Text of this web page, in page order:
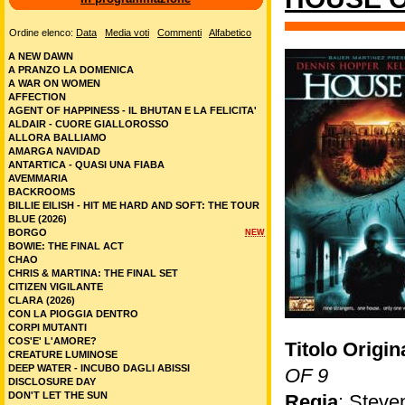
Titolo
OF 9
Ordine elenco: Data Media voti Commenti Alfabetico
A NEW DAWN
A PRANZO LA DOMENICA
A WAR ON WOMEN
AFFECTION
AGENT OF HAPPINESS - IL BHUTAN E LA FELICITA'
ALDAIR - CUORE GIALLOROSSO
ALLORA BALLIAMO
AMARGA NAVIDAD
ANTARTICA - QUASI UNA FIABA
AVEMMARIA
BACKROOMS
BILLIE EILISH - HIT ME HARD AND SOFT: THE TOUR
BLUE (2026)
NEW
BORGO
BOWIE: THE FINAL ACT
CHAO
CHRIS & MARTINA: THE FINAL SET
CITIZEN VIGILANTE
CLARA (2026)
CON LA PIOGGIA DENTRO
CORPI MUTANTI
COS'E' L'AMORE?
CREATURE LUMINOSE
DEEP WATER - INCUBO DAGLI ABISSI
DISCLOSURE DAY
DON'T LET THE SUN